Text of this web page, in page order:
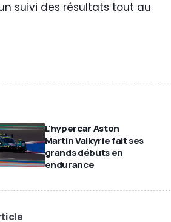
suivi des résultats tout au
L'hypercar Aston
Martin Valkyrie fait ses
grands débuts en
endurance